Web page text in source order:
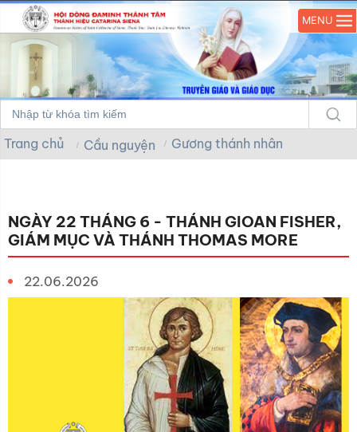
MENU
Trang chủ Cầu nguyện Gương thánh nhân
NGÀY 22 THÁNG 6 - THÁNH GIOAN FISHER,
GIÁM MỤC VÀ THÁNH THOMAS MORE
22.06.2026